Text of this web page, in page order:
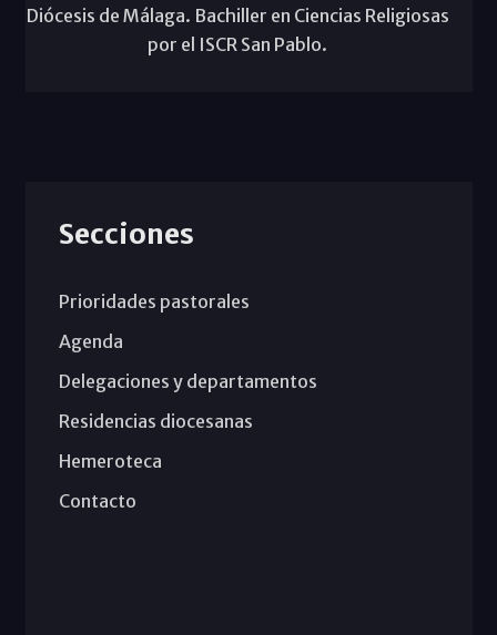
Diócesis de Málaga. Bachiller en Ciencias Religiosas
por el ISCR San Pablo.
Secciones
Prioridades pastorales
Agenda
Delegaciones y departamentos
Residencias diocesanas
Hemeroteca
Contacto